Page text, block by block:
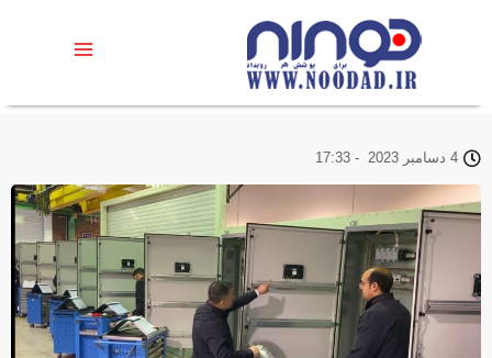
4 دسامبر 2023 -
17:33